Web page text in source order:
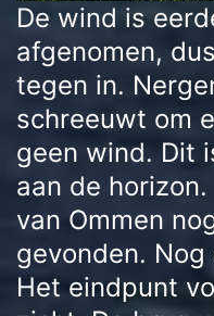
De wind is
afgenomen,
tegen in.
schreeuwt om
geen wind. Dit
aan de
van Ommen
gevonden.
Het eindpunt